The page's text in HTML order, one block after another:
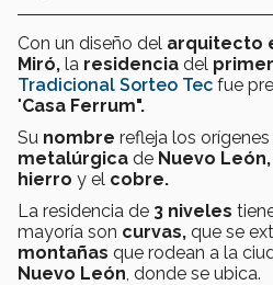
Con un diseño del arquitecto
Miró, la residencia del
Tradicional Sorteo Tec fue
"Casa Ferrum".
Su nombre refleja los orígenes
metalúrgica de Nuevo León,
hierro y el cobre.
La residencia de 3 niveles
mayoría son curvas, que se
montañas que rodean a la
Nuevo León , donde se ubica.